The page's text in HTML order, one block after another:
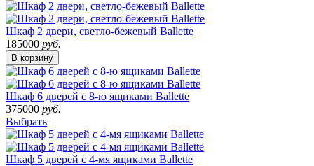
Шкаф 2 двери, светло-бежевый Ballette
185000 руб.
В корзину
Шкаф 6 дверей с 8-ю ящиками Ballette
375000 руб.
Выбрать
Шкаф 5 дверей с 4-мя ящиками Ballette